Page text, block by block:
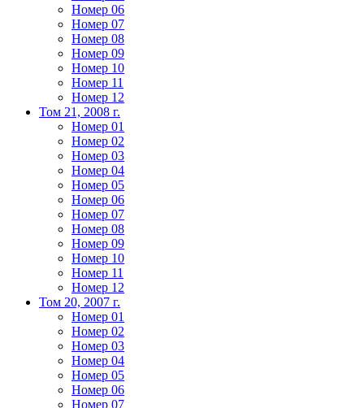
Номер 06
Номер 07
Номер 08
Номер 09
Номер 10
Номер 11
Номер 12
Том 21, 2008 г.
Номер 01
Номер 02
Номер 03
Номер 04
Номер 05
Номер 06
Номер 07
Номер 08
Номер 09
Номер 10
Номер 11
Номер 12
Том 20, 2007 г.
Номер 01
Номер 02
Номер 03
Номер 04
Номер 05
Номер 06
Номер 07